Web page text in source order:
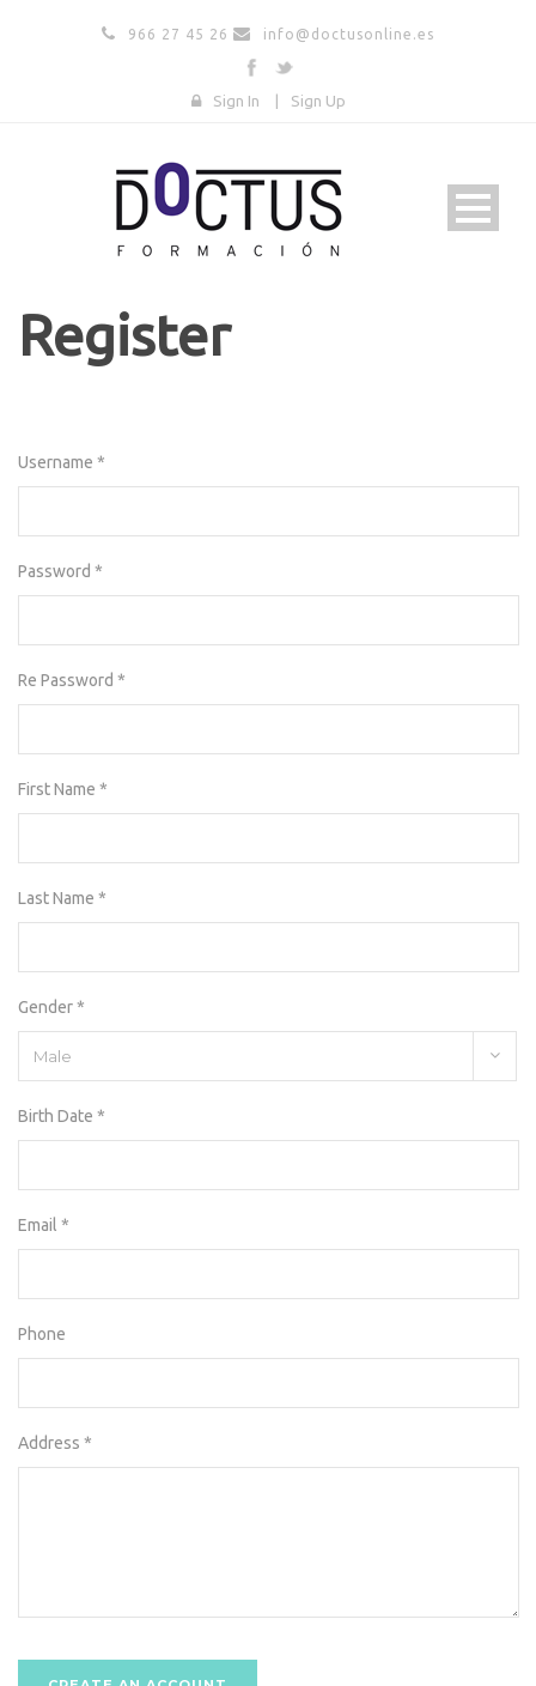
966 27 45 26 info@doctusonline.es
Sign In | Sign Up
Register
Username *
Password *
Re Password *
First Name *
Last Name *
Gender *
Birth Date *
Email *
Phone
Address *